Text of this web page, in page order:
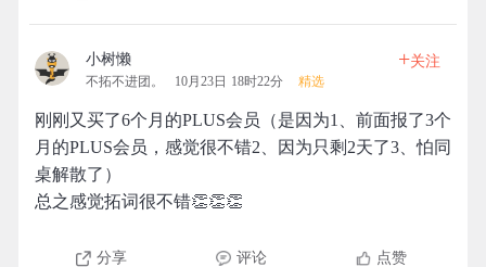
小树懒
不拓不进团。 10月23日 18时22分 精选
+关注
刚刚又买了6个月的PLUS会员（是因为1、前面报了3个
月的PLUS会员，感觉很不错2、因为只剩2天了3、怕同
桌解散了）
总之感觉拓词很不错👏👏👏
分享 评论 点赞